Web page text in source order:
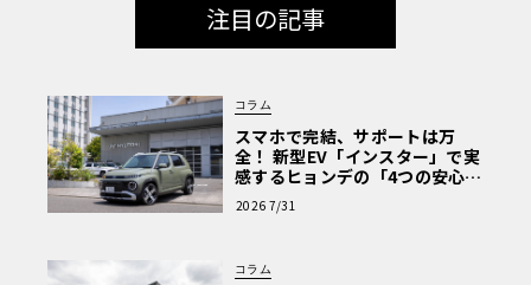
注目の記事
コラム
スマホで完結、サポートは万
全！ 新型EV「インスター」で実
感するヒョンデの「4つの安心」
【第1回・ヒョンデ6つの疑問：
Why? Hyundai?】〈PR〉
2026 7/31
コラム